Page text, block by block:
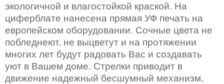
экологичной и влагостойкой краской. На
циферблате нанесена прямая УФ печать на
европейском оборудовании. Сочные цвета не
побледнеют, не выцветут и на протяжении
многих лет будут радовать Вас и создавать
уют в Вашем доме. Стрелки приводит в
движение надежный бесшумный механизм,